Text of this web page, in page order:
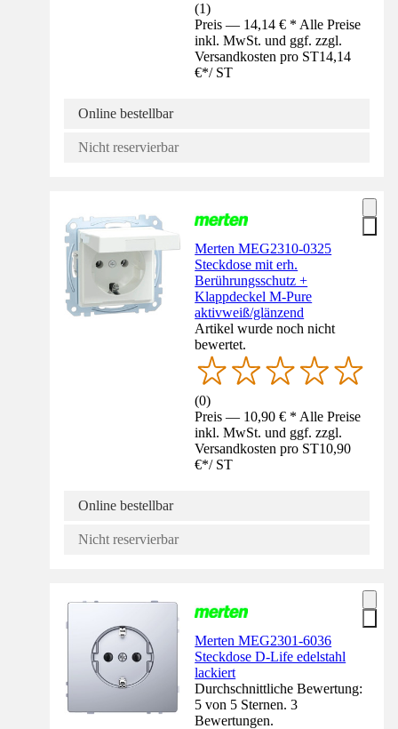
(1)
Preis — 14,14 € * Alle Preise
inkl. MwSt. und ggf. zzgl.
Versandkosten pro ST14,14
€*/ ST
Online bestellbar
Nicht reservierbar
Merten MEG2310-0325
Steckdose mit erh.
Berührungsschutz +
Klappdeckel M-Pure
aktivweiß/glänzend
Artikel wurde noch nicht
bewertet.
(0)
Preis — 10,90 € * Alle Preise
inkl. MwSt. und ggf. zzgl.
Versandkosten pro ST10,90
€*/ ST
Online bestellbar
Nicht reservierbar
Merten MEG2301-6036
Steckdose D-Life edelstahl
lackiert
Durchschnittliche Bewertung:
5 von 5 Sternen. 3
Bewertungen.